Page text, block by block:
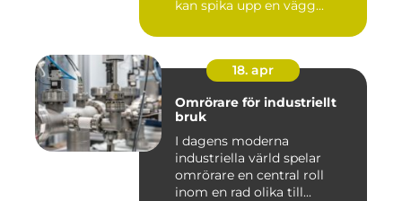
kan spika upp en vägg...
18. apr
Omrörare för industriellt
bruk
I dagens moderna
industriella värld spelar
omrörare en central roll
inom en rad olika till...